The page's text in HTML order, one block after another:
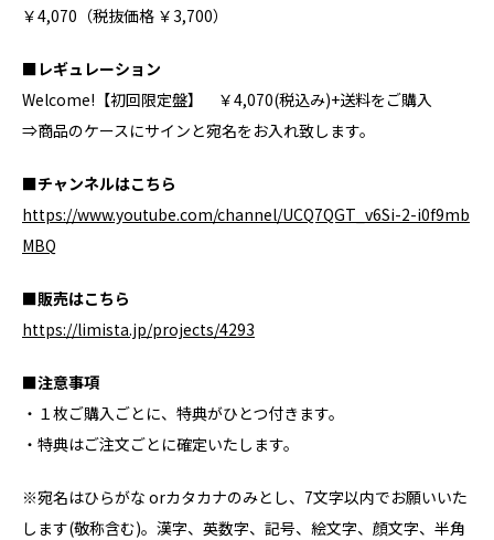
￥4,070（税抜価格 ￥3,700）
■レギュレーション
Welcome!【初回限定盤】 ￥4,070(税込み)+送料をご購入
⇒商品のケースにサインと宛名をお入れ致します。
■チャンネルはこちら
https://www.youtube.com/channel/UCQ7QGT_v6Si-2-i0f9mb
MBQ
■販売はこちら
https://limista.jp/projects/4293
■注意事項
・１枚ご購入ごとに、特典がひとつ付きます。
・特典はご注文ごとに確定いたします。
※宛名はひらがな orカタカナのみとし、7文字以内でお願いいた
します(敬称含む)。漢字、英数字、記号、絵文字、顔文字、半角